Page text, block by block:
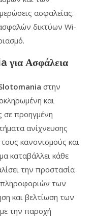
ασφαλείας.
δικτύων Wi-
για Ασφάλεια
στην
και
σε προηγμένη
ανίχνευσης
κανονισμούς και
καταβάλλει κάθε
την προστασία
των
και βελτίωση των
την παροχή